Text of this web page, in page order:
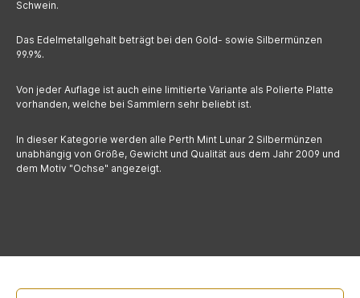
Schwein.
Das Edelmetallgehalt beträgt bei den Gold- sowie Silbermünzen
99.9%.
Von jeder Auflage ist auch eine limitierte Variante als Polierte Platte
vorhanden, welche bei Sammlern sehr beliebt ist.
In dieser Kategorie werden alle Perth Mint Lunar 2 Silbermünzen
unabhängig von Größe, Gewicht und Qualität aus dem Jahr 2009 und
dem Motiv "Ochse" angezeigt.